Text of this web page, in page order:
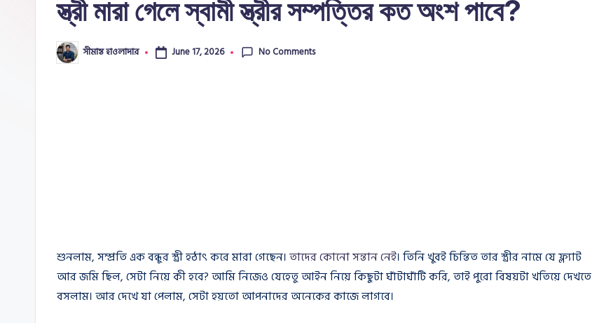
স্ত্রী মারা গেলে স্বামী স্ত্রীর সম্পত্তির কত অংশ পাবে?
Posted
by
সীমান্ত হাওলাদার June 17, 2026 No Comments
শুনলাম, সম্প্রতি এক বন্ধুর স্ত্রী হঠাৎ করে মারা গেছেন।তাদের কোনো সন্তান নেই। তিনি খুবই চিন্তিত তার স্ত্রীর নামে যে ফ্ল্যাট
আর জমি ছিল, সেটা নিয়ে কী হবে? আমি নিজেও যেহেতু আইন নিয়ে কিছুটা ঘাঁটাঘাঁটি করি, তাই পুরো বিষয়টা খতিয়ে দেখতে
বসলাম। আর দেখে যা পেলাম, সেটা হয়তো আপনাদের অনেকের কাজে লাগবে।